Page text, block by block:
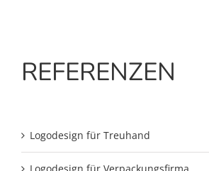
REFERENZEN
Logodesign für Treuhand
Logodesign für Verpackungsfirma